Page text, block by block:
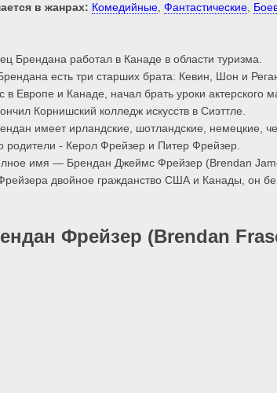
в жанрах: Комедийные Фантастические
Брендана работал в Канаде в области туризма.
есть три старших брата: Кевин, Шон и
в Европе и Канаде, начал брать уроки актерского
Корнишский колледж искусств в Сиэттле.
имеет ирландские, шотландские, немецкие,
родители - Керол Фрейзер и Питер Фрейзер.
имя — Брендан Джеймс Фрейзер (Brendan
двойное гражданство США и Канады, он
Фрейзер (Brendan